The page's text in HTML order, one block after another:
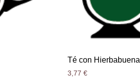
Té con Hierbabuena
3,77 €